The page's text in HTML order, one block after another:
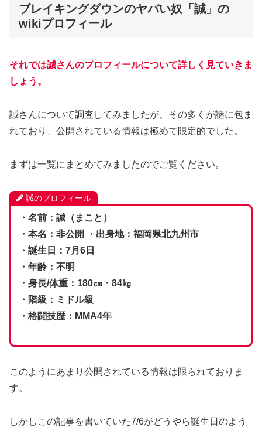
ブレイキングダウンのヤバい奴「誠」の
wikiプロフィール
それでは誠さんのプロフィールについて詳しく見ていきま
しょう。
誠さんについて調査してみましたが、その多くが謎に包ま
れており、公開されている情報は極めて限定的でした。
まずは一覧にまとめてみましたのでご覧ください。
誠のプロフィール
・名前：誠（まこと）
・本名：非公開 ・出身地：福岡県北九州市
・誕生日：7月6日
・年齢：不明
・身長/体重：180㎝・84㎏
・階級：ミドル級
・格闘技歴：MMA4年
このようにあまり公開されている情報は限られておりま
す。
しかしこの記事を書いていた7/6がどうやら誕生日のよう